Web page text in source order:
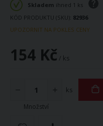
Skladem ihned 1 ks
KÓD PRODUKTU (SKU) 82936
UPOZORNIT NA POKLES CENY
154 Kč / ks
Množství
ks